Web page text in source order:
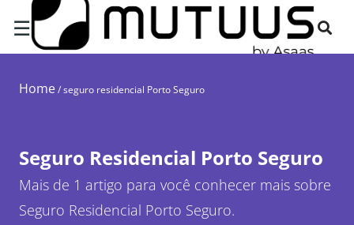
☰
Home/seguro residencial Porto Seguro
Seguro Residencial Porto Seguro
Mais de 1 artigo para você conhecer mais sobre
Seguro Residencial Porto Seguro.